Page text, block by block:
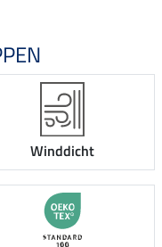
Winddicht